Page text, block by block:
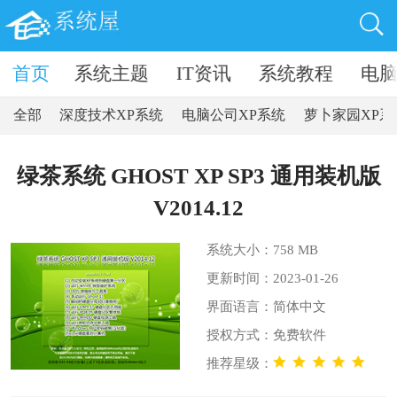
软件 系统主题 IT资讯 系统教程 电
首页
全部 深度技术XP系统 电脑公司XP系统 萝卜家园XP系
绿茶系统 GHOST XP SP3 通用装机版
V2014.12
系统大小：758 MB
更新时间：2023-01-26
界面语言：简体中文
授权方式：免费软件
推荐星级：